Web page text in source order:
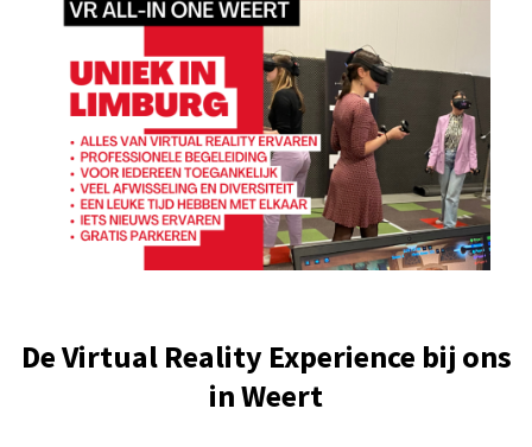
De Virtual Reality Experience bij ons
in Weert